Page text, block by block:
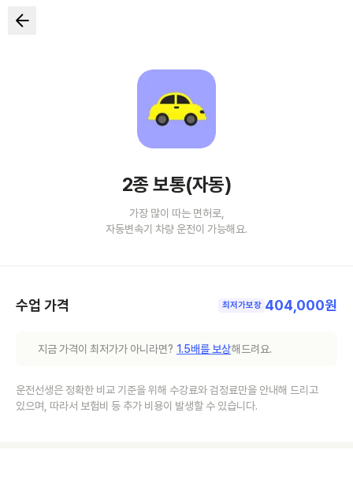
2종 보통(자동)
가장 많이 따는 면허로,
자동변속기 차량 운전이 가능해요.
수업 가격 최저가보장 404,000원
지금 가격이 최저가가 아니라면? 1.5배를 보상해드려요.
운전선생은 정확한 비교 기준을 위해 수강료와 검정료만을 안내해 드리고
있으며, 따라서 보험비 등 추가 비용이 발생할 수 있습니다.